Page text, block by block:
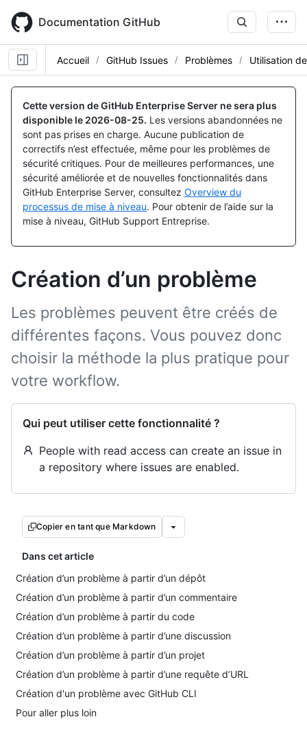
main
content
Documentation GitHub
Accueil GitHub Issues Problèmes Utilisation
Cette version de GitHub Enterprise Server ne sera plus
disponible le 2026-08-25. Les versions abandonnées ne
sont pas prises en charge. Aucune publication de
correctifs n’est effectuée, même pour les problèmes de
sécurité critiques. Pour de meilleures performances, une
sécurité améliorée et de nouvelles fonctionnalités dans
GitHub Enterprise Server, consultez Overview du
processus de mise à niveau. Pour obtenir de l’aide sur la
mise à niveau, GitHub Support Entreprise.
Création d’un problème
Les problèmes peuvent être créés de
différentes façons. Vous pouvez donc
choisir la méthode la plus pratique pour
votre workflow.
Qui peut utiliser cette fonctionnalité ?
People with read access can create an issue in
a repository where issues are enabled.
Copier en tant que Markdown
Dans cet article
Création d’un problème à partir d’un dépôt
Création d’un problème à partir d’un commentaire
Création d’un problème à partir du code
Création d’un problème à partir d’une discussion
Création d’un problème à partir d’un projet
Création d’un problème à partir d’une requête d’URL
Création d'un problème avec GitHub CLI
Pour aller plus loin